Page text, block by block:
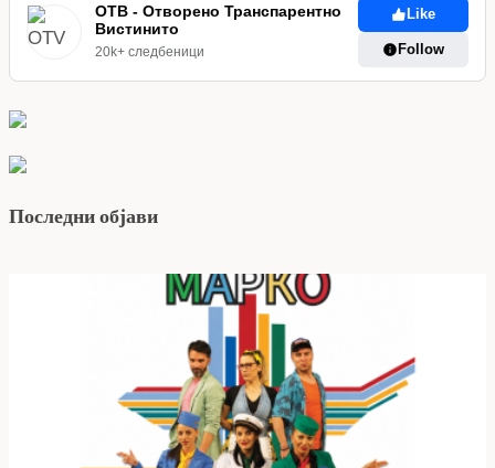
ОТВ - Отворено Транспарентно
Вистинито
20k+ следбеници
Like
Follow
Последни објави